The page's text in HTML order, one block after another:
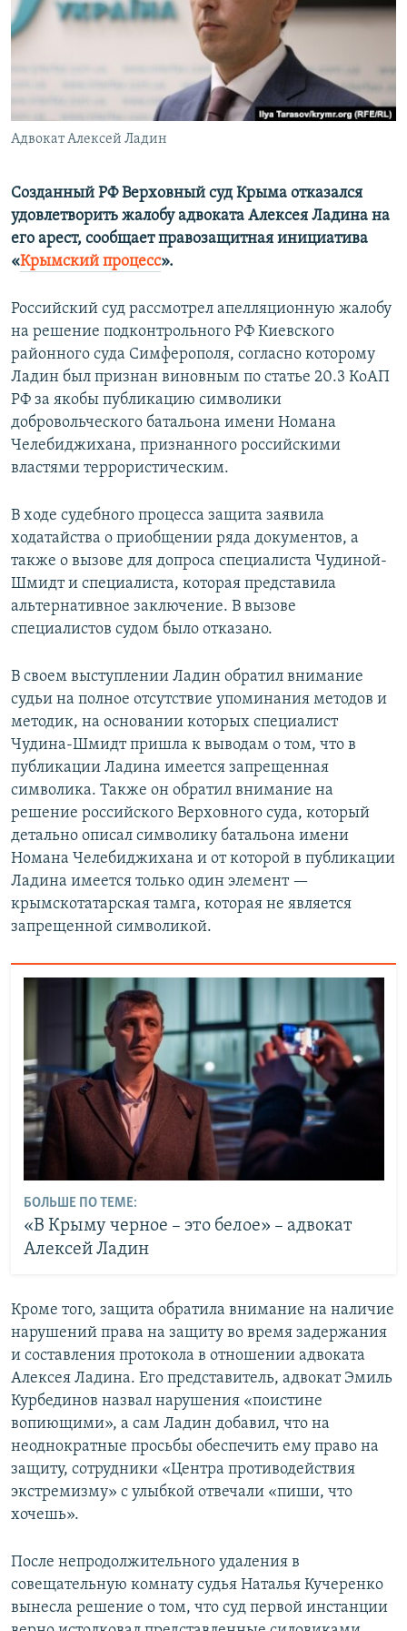
ПОБЕДИТЕЛЕЙ НЕ СУДЯТ?
ELIFBE
УКРАИНСКАЯ ПРОБЛЕМА КРЫМА
ПРИСОЕДИНЯЙТЕСЬ!
Все сайты RFE/RL
Адвокат Алексей Ладин
Созданный РФ Верховный суд Крыма отказался
удовлетворить жалобу адвоката Алексея Ладина на
его арест, сообщает правозащитная инициатива
«Крымский процесс».
Российский суд рассмотрел апелляционную жалобу
на решение подконтрольного РФ Киевского
районного суда Симферополя, согласно которому
Ладин был признан виновным по статье 20.3 КоАП
РФ за якобы публикацию символики
добровольческого батальона имени Номана
Челебиджихана, признанного российскими
властями террористическим.
В ходе судебного процесса защита заявила
ходатайства о приобщении ряда документов, а
также о вызове для допроса специалиста Чудиной-
Шмидт и специалиста, которая представила
альтернативное заключение. В вызове
специалистов судом было отказано.
В своем выступлении Ладин обратил внимание
судьи на полное отсутствие упоминания методов и
методик, на основании которых специалист
Чудина-Шмидт пришла к выводам о том, что в
публикации Ладина имеется запрещенная
символика. Также он обратил внимание на
решение российского Верховного суда, который
детально описал символику батальона имени
Номана Челебиджихана и от которой в публикации
Ладина имеется только один элемент —
крымскотатарская тамга, которая не является
запрещенной символикой.
БОЛЬШЕ ПО ТЕМЕ:
«В Крыму черное – это белое» – адвокат
Алексей Ладин
Кроме того, защита обратила внимание на наличие
нарушений права на защиту во время задержания
и составления протокола в отношении адвоката
Алексея Ладина. Его представитель, адвокат Эмиль
Курбединов назвал нарушения «поистине
вопиющими», а сам Ладин добавил, что на
неоднократные просьбы обеспечить ему право на
защиту, сотрудники «Центра противодействия
экстремизму» с улыбкой отвечали «пиши, что
хочешь».
После непродолжительного удаления в
совещательную комнату судья Наталья Кучеренко
вынесла решение о том, что суд первой инстанции